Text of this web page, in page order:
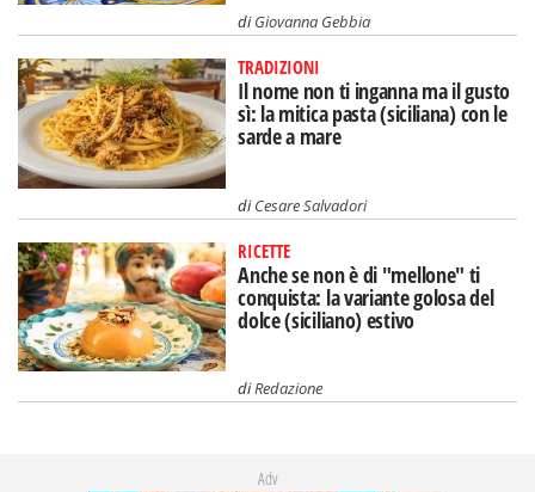
diGiovanna Gebbia
TRADIZIONI
Il nome non ti inganna ma il gusto
sì: la mitica pasta (siciliana) con le
sarde a mare
diCesare Salvadori
RICETTE
Anche se non è di "mellone" ti
conquista: la variante golosa del
dolce (siciliano) estivo
diRedazione
Adv